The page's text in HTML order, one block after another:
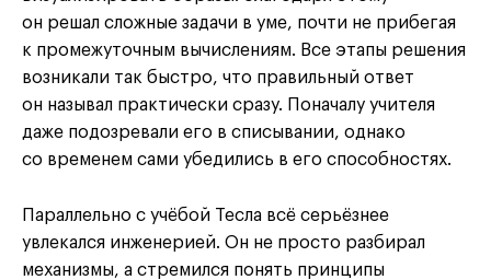
он решал сложные задачи в уме, почти не прибегая
к промежуточным вычислениям. Все этапы решения
возникали так быстро, что правильный ответ
он называл практически сразу. Поначалу учителя
даже подозревали его в списывании, однако
со временем сами убедились в его способностях.
Параллельно с учёбой Тесла всё серьёзнее
увлекался инженерией. Он не просто разбирал
механизмы, а стремился понять принципы